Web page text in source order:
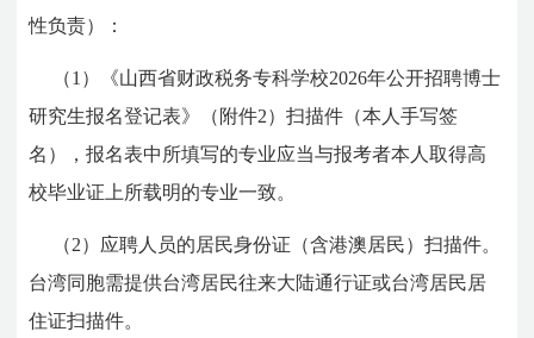
性负责）：
（1）《山西省财政税务专科学校2026年公开招聘博士
研究生报名登记表》（附件2）扫描件（本人手写签
名），报名表中所填写的专业应当与报考者本人取得高
校毕业证上所载明的专业一致。
（2）应聘人员的居民身份证（含港澳居民）扫描件。
台湾同胞需提供台湾居民往来大陆通行证或台湾居民居
住证扫描件。